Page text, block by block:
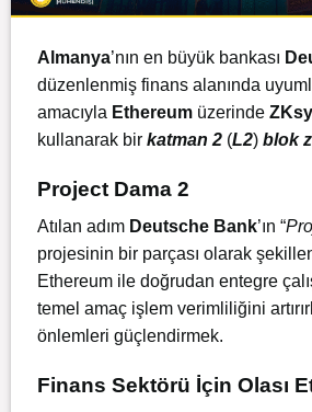
Almanya’nın en büyük bankası
düzenlenmiş finans alanında
amacıyla Ethereum üzerinde
kullanarak bir katman 2 (L2) blok
Project Dama 2
Atılan adım Deutsche Bank’ın “
projesinin bir parçası olarak
Ethereum ile doğrudan entegre
temel amaç işlem verimliliğini
önlemleri güçlendirmek.
Finans Sektörü İçin Olası